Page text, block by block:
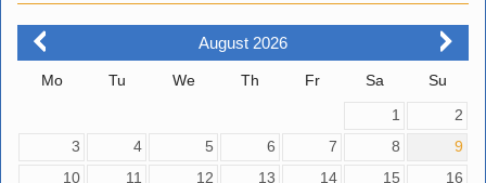
August 2026
Mo Tu We Th Fr Sa Su
1
2
3
4 5 6 7 8
9
10
11 12 13 14 15
16